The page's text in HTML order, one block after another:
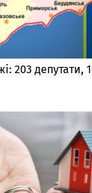
203 депутати,